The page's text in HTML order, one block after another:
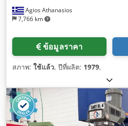
Agios Athanasios
7,766 km
ข้อมูลราคา
สภาพ: ใช้แล้ว, ปีที่ผลิต: 1979,